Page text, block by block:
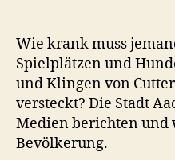
Wie krank muss
Spielplätzen und
und Klingen von
versteckt? Die Stadt
Medien berichten und
Bevölkerung.